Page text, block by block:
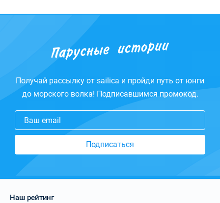
Получай рассылку от sailica и пройди путь от юнги
до морского волка! Подписавшимся промокод.
Ваш email
Подписаться
Наш рейтинг